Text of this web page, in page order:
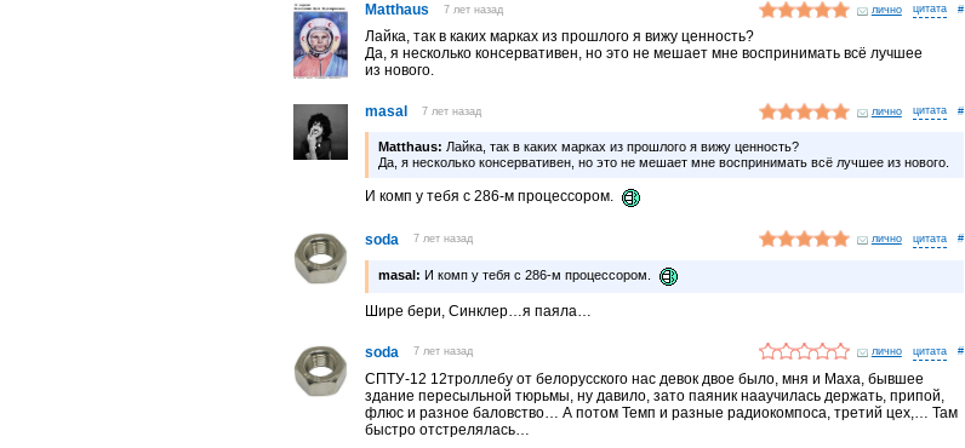
Matthaus 7 лет назад лично #
Лайка, так в каких марках из прошлого я вижу ценность?
Да, я несколько консервативен, но это не мешает мне воспринимать всё лучшее
из нового.
masal 7 лет назад лично #
Matthaus: Лайка, так в каких марках из прошлого я вижу ценность?
Да, я несколько консервативен, но это не мешает мне воспринимать всё лучшее из нового.
И комп у тебя с 286-м процессором.
soda 7 лет назад лично #
masal: И комп у тебя с 286-м процессором.
Шире бери, Синклер…я паяла…
soda 7 лет назад лично #
СПТУ-12 12троллебу от белорусского нас девок двое было, мня и Маха, бывшее
здание пересыльной тюрьмы, ну давило, зато паяник нааучилась держать, припой,
флюс и разное баловство… А потом Темп и разные радиокомпоса, третий цех,… Там
быстро отстрелялась…